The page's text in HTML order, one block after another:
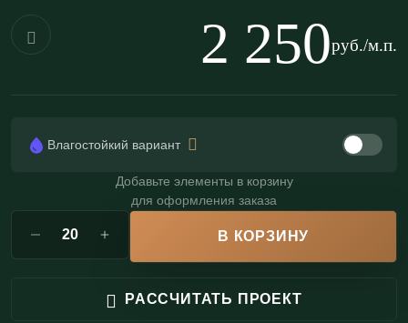
возможно изготовление
(КМ0), подходит для общественных зон;
Долговечность:не дает усадку и не
деформируется со временем (в отличие от
полимеров).
фриз Ф200.20.7 можно окрашивать в тон стен,
2 250руб./м.п.
Влагостойкий вариант
Добавьте элементы в корзину
для оформления заказа
В КОРЗИНУ
РАССЧИТАТЬ ПРОЕКТ